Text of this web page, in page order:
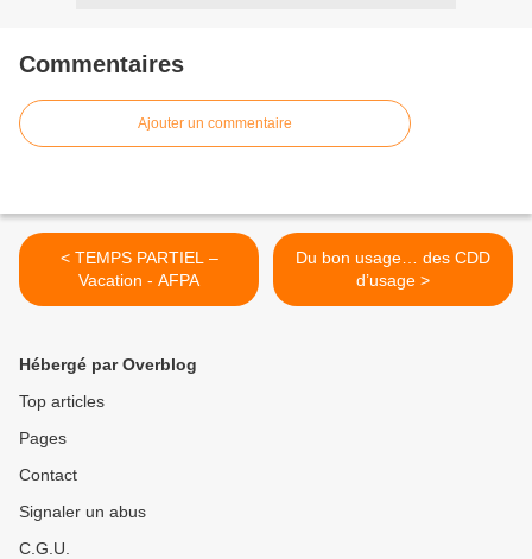
Commentaires
Ajouter un commentaire
< TEMPS PARTIEL –
Vacation - AFPA
Du bon usage… des CDD
d’usage >
Hébergé par Overblog
Top articles
Pages
Contact
Signaler un abus
C.G.U.